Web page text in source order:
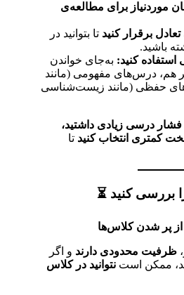
موردنیاز برای مطالعه‌ی
برقرار کنید تا بتوانید در
باشید.
استفاده کنید: به‌جای خواندن
درس‌های مفهومی (مانند
حفظی (مانند زیست‌شناسی
فشار درسی زیادی داشتید،
کمتری انتخاب کنید تا
از پر شدن کلاس‌ها
ظرفیت محدودی دارند و اگر
ممکن است نتوانید در کلاس